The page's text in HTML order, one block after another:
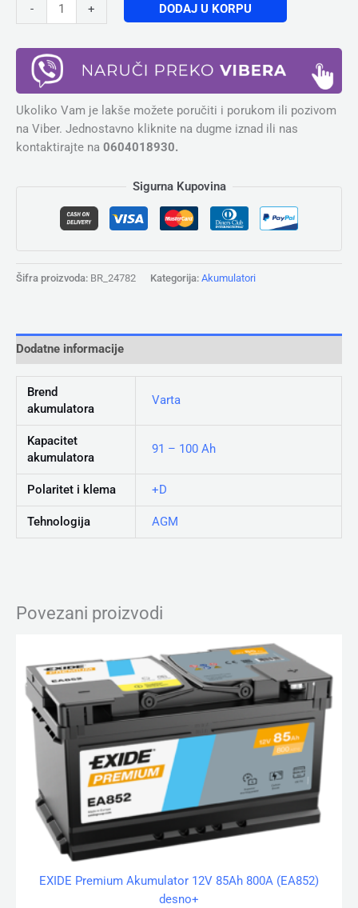
- + DODAJ U KORPU
Ukoliko Vam je lakše možete poručiti i porukom ili pozivom
na Viber. Jednostavno kliknite na dugme iznad ili nas
kontaktirajte na 0604018930.
Sigurna Kupovina
Šifra proizvoda: BR_24782 Kategorija: Akumulatori
Dodatne informacije
Brend
akumulatora
Varta
Kapacitet
akumulatora
91 – 100 Ah
Polaritet i klema +D
Tehnologija AGM
Povezani proizvodi
EXIDE Premium Akumulator 12V 85Ah 800A (EA852)
desno+